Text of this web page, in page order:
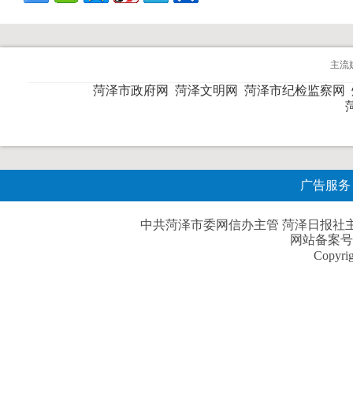
主流
菏泽市政府网 菏泽文明网 菏泽市纪检监察网
广告服务
中共菏泽市委网信办主管 菏泽日报社
网站备案